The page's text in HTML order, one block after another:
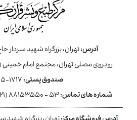
آدرس:تهران، بزرگراه شهید سردار
روبروی مصلی تهران، مجتمع امام خمینی
صندوق پستی:۱۷۱۷-۱۵۸۷۵
شماره های تماس:۵۳ - ۸۸۱۵۳۵۵۰ (۰۲۱) - (فکس : داخلی ۱۲۰)